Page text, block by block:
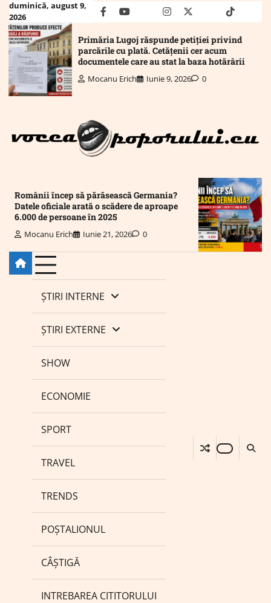
Skip
content
duminică, august 9,
2026
facebookyoutubeMailinstagram
twitter truthtiktok
Primăria Lugoj răspunde petiției privind
parcările cu plată. Cetățenii cer acum
documentele care au stat la baza hotărârii
Mocanu Erich Iunie 9, 2026 0
Românii încep să părăsească Germania?
Datele oficiale arată o scădere de aproape
6.000 de persoane în 2025
Mocanu Erich Iunie 21, 2026 0
ȘTIRI INTERNE
ȘTIRI EXTERNE
SHOW
ECONOMIE
SPORT
TRAVEL
TRENDS
POȘTALIONUL
CÂȘTIGĂ
INTREBAREA CITITORULUI